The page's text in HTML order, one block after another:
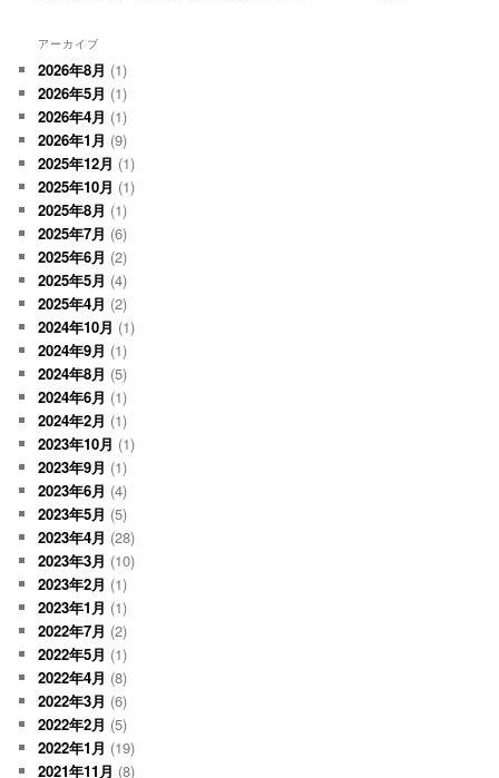
アーカイブ
2026年8月 (1)
2026年5月 (1)
2026年4月 (1)
2026年1月 (9)
2025年12月 (1)
2025年10月 (1)
2025年8月 (1)
2025年7月 (6)
2025年6月 (2)
2025年5月 (4)
2025年4月 (2)
2024年10月 (1)
2024年9月 (1)
2024年8月 (5)
2024年6月 (1)
2024年2月 (1)
2023年10月 (1)
2023年9月 (1)
2023年6月 (4)
2023年5月 (5)
2023年4月 (28)
2023年3月 (10)
2023年2月 (1)
2023年1月 (1)
2022年7月 (2)
2022年5月 (1)
2022年4月 (8)
2022年3月 (6)
2022年2月 (5)
2022年1月 (19)
2021年11月 (8)